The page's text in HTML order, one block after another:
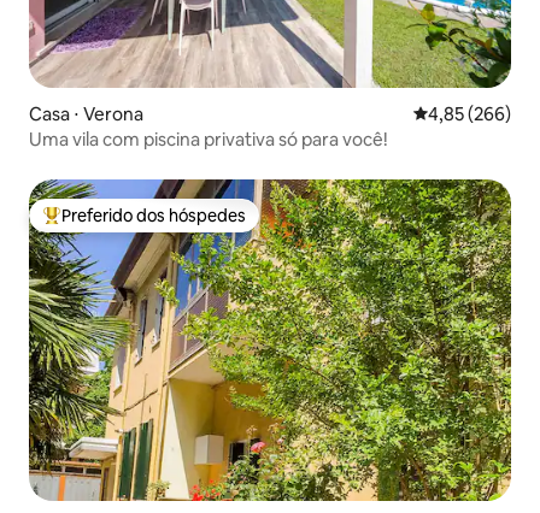
Casa ⋅ Verona 4,85 de uma
4,85 (266)
Uma vila com piscina privativa só para você!
Entre os melhores preferidos dos hóspedes
Preferido dos hóspedes